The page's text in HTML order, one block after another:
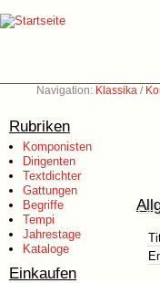
Navigation: Klassika /
Rubriken
Komponisten
Dirigenten
Textdichter
Gattungen
Begriffe
Tempi
Jahrestage
Kataloge
Einkaufen